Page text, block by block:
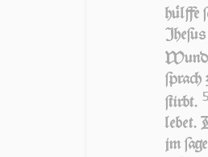
hülffe
ſtirbt.
lebet.
jm